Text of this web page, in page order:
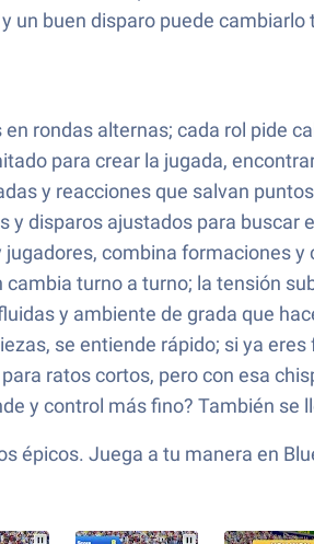
un buen disparo puede
rondas alternas; cada rol pide
para crear la jugada,
y reacciones que salvan
y disparos ajustados para buscar
combina formaciones
turno a turno; la tensión
y ambiente de grada que
se entiende rápido; si ya
ratos cortos, pero con esa
y control más fino? También se
épicos. Juega a tu manera en